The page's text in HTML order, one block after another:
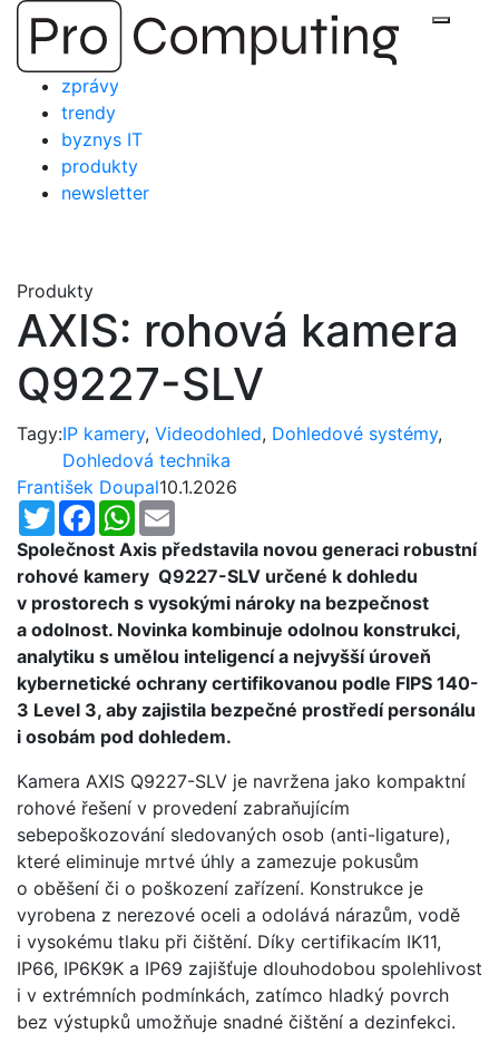
Přejít
obsah
zprávy
trendy
byznys IT
produkty
newsletter
Produkty
AXIS: rohová kamera
Q9227-SLV
Tagy:IP kamery, Videodohled, Dohledové systémy,
Dohledová technika
František Doupal10.1.2026
TwitterFacebookWhatsApp
Společnost Axis představila novou generaci robustní
rohové kamery Q9227-SLV určené k dohledu
v prostorech s vysokými nároky na bezpečnost
a odolnost. Novinka kombinuje odolnou konstrukci,
analytiku s umělou inteligencí a nejvyšší úroveň
kybernetické ochrany certifikovanou podle FIPS 140-
3 Level 3, aby zajistila bezpečné prostředí personálu
i osobám pod dohledem.
Kamera AXIS Q9227-SLV je navržena jako kompaktní
rohové řešení v provedení zabraňujícím
sebepoškozování sledovaných osob (anti-ligature),
které eliminuje mrtvé úhly a zamezuje pokusům
o oběšení či o poškození zařízení. Konstrukce je
vyrobena z nerezové oceli a odolává nárazům, vodě
i vysokému tlaku při čištění. Díky certifikacím IK11,
IP66, IP6K9K a IP69 zajišťuje dlouhodobou spolehlivost
i v extrémních podmínkách, zatímco hladký povrch
bez výstupků umožňuje snadné čištění a dezinfekci.